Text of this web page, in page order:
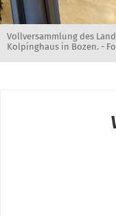
Vollversammlung des
Kolpinghaus in Bozen. -